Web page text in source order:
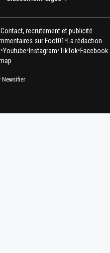
Contact, recrutement et publicité
sur Foot01 •La rédaction
•Youtube•Instagram•TikTok•Facebook
Newsifier